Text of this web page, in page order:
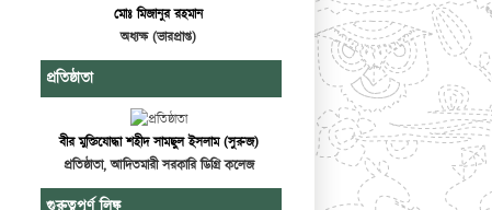
মোঃ মিজানুর রহমান
অধ্যক্ষ (ভারপ্রাপ্ত)
প্রতিষ্ঠাতা
বীর মুক্তিযোদ্ধা শহীদ সামছুল ইসলাম (সুরুজ)
প্রতিষ্ঠাতা, আদিতমারী সরকারি ডিগ্রি কলেজ